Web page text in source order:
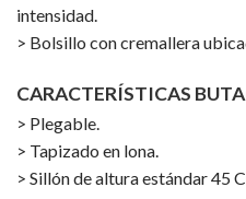
intensidad.
> Bolsillo con cremallera
CARACTERÍSTICAS
> Plegable.
> Tapizado en lona.
> Sillón de altura estándar 45